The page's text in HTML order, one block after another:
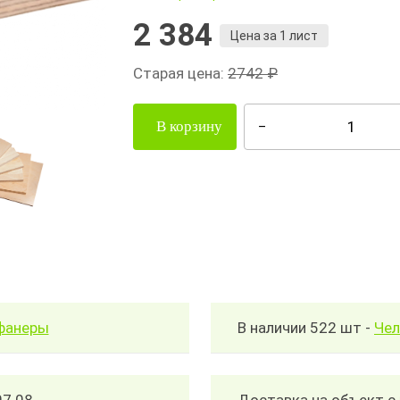
2 384 Цена за 1 лист
Старая цена: 2742 ₽
В корзину
количество и стоимость фанеры В наличии 522 шт -